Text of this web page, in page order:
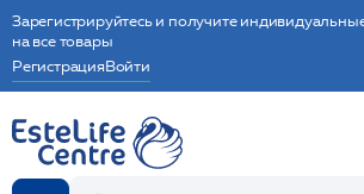
Зарегистрируйтесь и получите
на все товары
РегистрацияВойти